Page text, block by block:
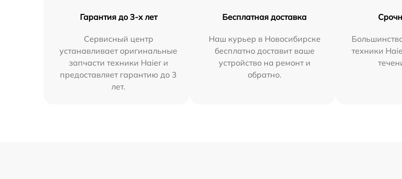
Гарантия до 3-х лет
Сервисный центр
устанавливает оригинальные
запчасти техники Haier и
предоставляет гарантию до 3
лет.
Бесплатная доставка
Наш курьер в Новосибирске
бесплатно доставит ваше
устройство на ремонт и
обратно.
техники